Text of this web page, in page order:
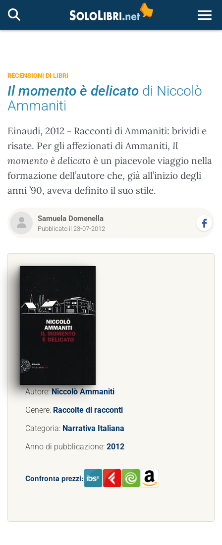
RECENSIONI DI LIBRI
Il momento è delicato di Niccolò
Ammaniti
Einaudi, 2012 - Racconti di Ammaniti: brividi e
risate. Per gli affezionati di Ammaniti, Il
momento è delicato è un piacevole viaggio nella
formazione dell’autore che, già all’inizio degli
anni ’90, aveva definito il suo stile.
Samuela Domenella
Pubblicato il 23-07-2012
Autore:Niccolò Ammaniti
Genere: Raccolte di racconti
Categoria: Narrativa Italiana
Anno di pubblicazione: 2012
Confronta prezzi: